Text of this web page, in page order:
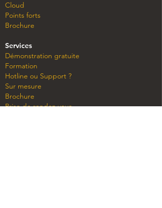
Cloud
Points forts
Brochure
Services
Démonstration gratuite
Formation
Hotline ou Support ?
Sur mesure
Brochure
Prise de rendez-vous